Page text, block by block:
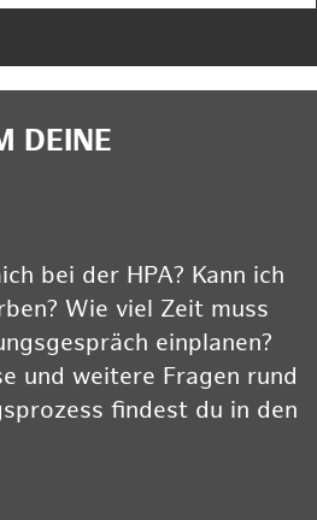
DEINE
bei der HPA? Kann ich
Wie viel Zeit muss
einplanen?
und weitere Fragen rund
findest du in den